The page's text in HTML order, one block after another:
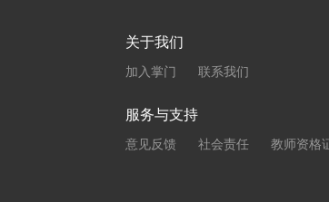
关于我们
加入掌门 联系我们
服务与支持
意见反馈 社会责任 教师资格